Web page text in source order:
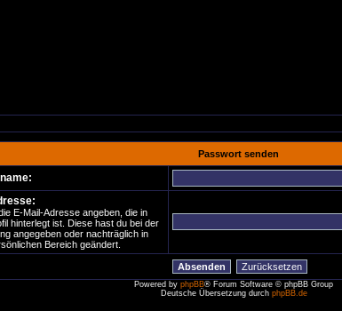
Passwort senden
E-Mail-Adresse angeben, die in
hinterlegt ist. Diese hast du bei der
angegeben oder nachträglich in
Bereich geändert.
Powered by phpBB® Forum Software © phpBB Group
Deutsche Übersetzung durch phpBB.de